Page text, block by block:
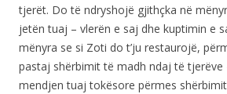
tjerët. Do të ndryshojë gjithçka në
jetën tuaj – vlerën e saj dhe kuptimin e
mënyra se si Zoti do t’ju restaurojë,
pastaj shërbimit të madh ndaj të tjerëve
mendjen tuaj tokësore përmes